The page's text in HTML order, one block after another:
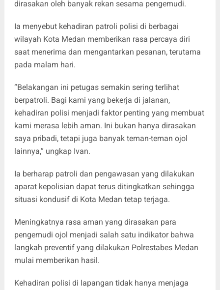
dirasakan oleh banyak rekan sesama pengemudi.
Ia menyebut kehadiran patroli polisi di berbagai
wilayah Kota Medan memberikan rasa percaya diri
saat menerima dan mengantarkan pesanan, terutama
pada malam hari.
“Belakangan ini petugas semakin sering terlihat
berpatroli. Bagi kami yang bekerja di jalanan,
kehadiran polisi menjadi faktor penting yang membuat
kami merasa lebih aman. Ini bukan hanya dirasakan
saya pribadi, tetapi juga banyak teman-teman ojol
lainnya,” ungkap Ivan.
Ia berharap patroli dan pengawasan yang dilakukan
aparat kepolisian dapat terus ditingkatkan sehingga
situasi kondusif di Kota Medan tetap terjaga.
Meningkatnya rasa aman yang dirasakan para
pengemudi ojol menjadi salah satu indikator bahwa
langkah preventif yang dilakukan Polrestabes Medan
mulai memberikan hasil.
Kehadiran polisi di lapangan tidak hanya menjaga